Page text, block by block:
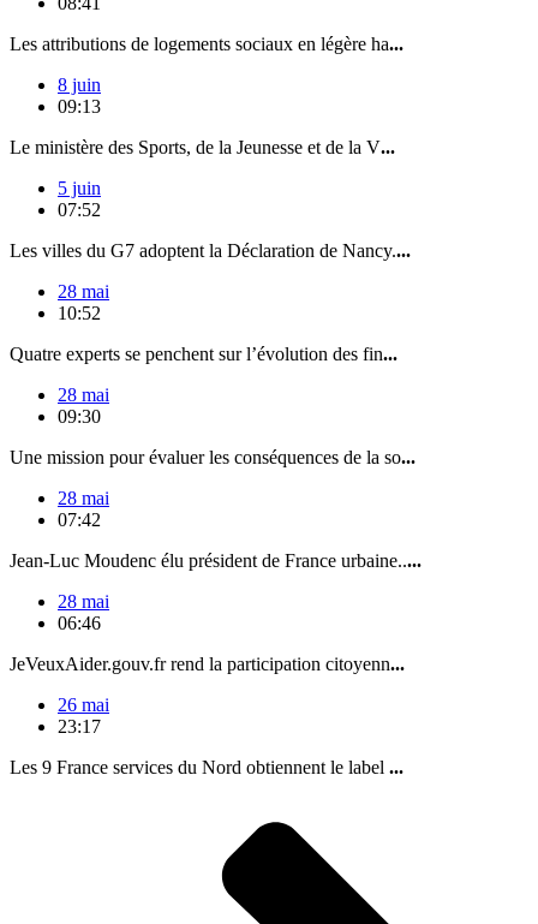
Les attributions de logements sociaux en légère ha...
8 juin
09:13
Le ministère des Sports, de la Jeunesse et de la V...
5 juin
07:52
Les villes du G7 adoptent la Déclaration de Nancy....
28 mai
10:52
Quatre experts se penchent sur l’évolution des fin...
28 mai
09:30
Une mission pour évaluer les conséquences de la so...
28 mai
07:42
Jean-Luc Moudenc élu président de France urbaine.....
28 mai
06:46
JeVeuxAider.gouv.fr rend la participation citoyenn...
26 mai
23:17
Les 9 France services du Nord obtiennent le label ...